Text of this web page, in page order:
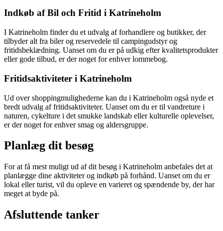
Indkøb af Bil och Fritid i Katrineholm
I Katrineholm finder du et udvalg af forhandlere og butikker, der
tilbyder alt fra biler og reservedele til campingudstyr og
fritidsbeklædning. Uanset om du er på udkig efter kvalitetsprodukter
eller gode tilbud, er der noget for enhver lommebog.
Fritidsaktiviteter i Katrineholm
Ud over shoppingmulighederne kan du i Katrineholm også nyde et
bredt udvalg af fritidsaktiviteter. Uanset om du er til vandreture i
naturen, cykelture i det smukke landskab eller kulturelle oplevelser,
er der noget for enhver smag og aldersgruppe.
Planlæg dit besøg
For at få mest muligt ud af dit besøg i Katrineholm anbefales det at
planlægge dine aktiviteter og indkøb på forhånd. Uanset om du er
lokal eller turist, vil du opleve en varieret og spændende by, der har
meget at byde på.
Afsluttende tanker